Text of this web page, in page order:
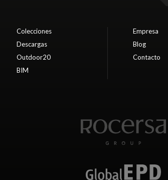
Colecciones
Descargas
Outdoor20
BIM
Empresa
Blog
Contacto